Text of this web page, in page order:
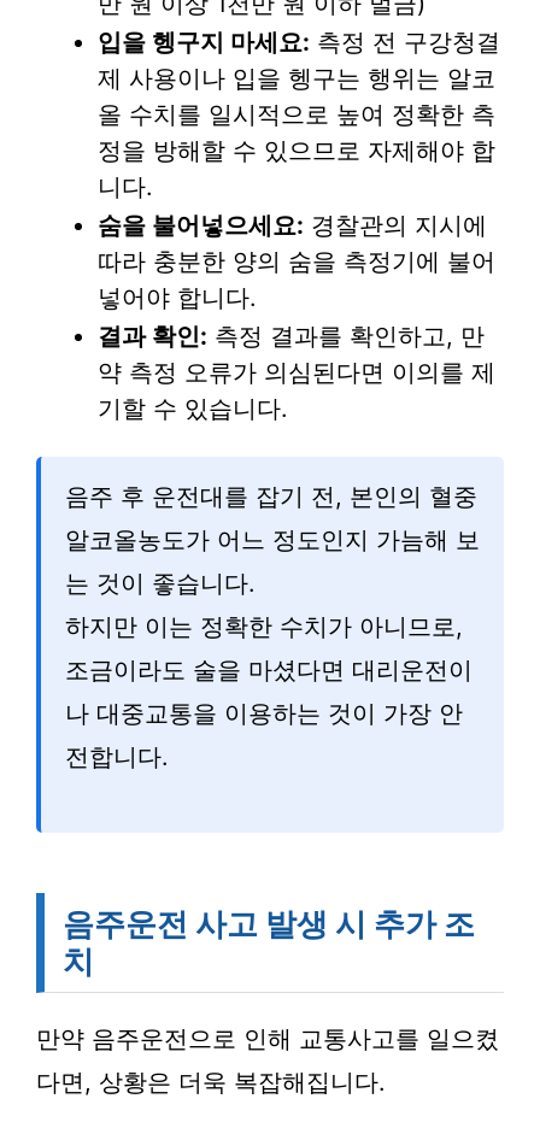
입을 헹구지 마세요: 측정 전 구강청결
제 사용이나 입을 헹구는 행위는 알코
올 수치를 일시적으로 높여 정확한 측
정을 방해할 수 있으므로 자제해야 합
니다.
숨을 불어넣으세요: 경찰관의 지시에
따라 충분한 양의 숨을 측정기에 불어
넣어야 합니다.
결과 확인: 측정 결과를 확인하고, 만
약 측정 오류가 의심된다면 이의를 제
기할 수 있습니다.
음주 후 운전대를 잡기 전, 본인의 혈중
알코올농도가 어느 정도인지 가늠해 보
는 것이 좋습니다.
하지만 이는 정확한 수치가 아니므로,
조금이라도 술을 마셨다면 대리운전이
나 대중교통을 이용하는 것이 가장 안
전합니다.
음주운전 사고 발생 시 추가 조
치
만약 음주운전으로 인해 교통사고를 일으켰
다면, 상황은 더욱 복잡해집니다.